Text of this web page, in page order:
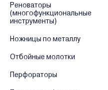
Реноваторы
(многофункциональные
инструменты)
Ножницы по металлу
Отбойные молотки
Перфораторы